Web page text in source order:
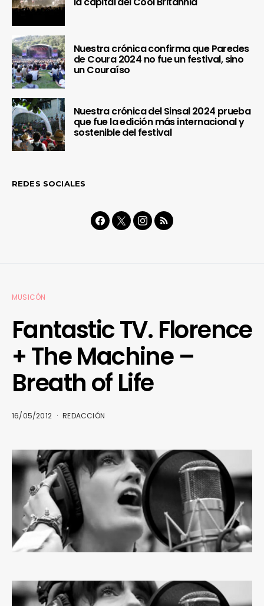
Nuestra crónica confirma que Paredes
de Coura 2024 no fue un festival, sino
un Couraíso
Nuestra crónica del Sinsal 2024 prueba
que fue la edición más internacional y
sostenible del festival
REDES SOCIALES
MUSICÓN
Fantastic TV. Florence
+ The Machine –
Breath of Life
16/05/2012 REDACCIÓN